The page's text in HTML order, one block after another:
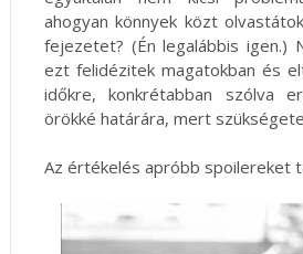
ahogyan könnyek közt
fejezetet? (Én legalábbis igen.)
ezt felidézitek magatokban és
időkre, konkrétabban szólva
örökké határára, mert
Az értékelés apróbb spoilereket